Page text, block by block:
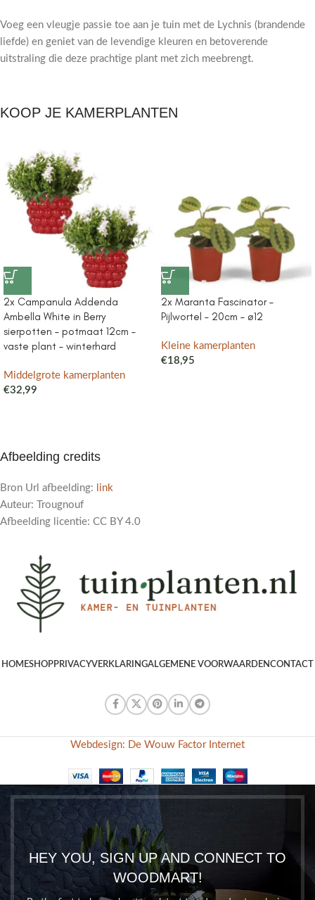
Voeg een vleugje passie toe aan je tuin met de Lychnis (brandende
liefde) en geniet van de levendige kleuren en betoverende
uitstraling die deze prachtige plant met zich meebrengt.
KOOP JE KAMERPLANTEN
2x Campanula Addenda
Ambella White in Berry
sierpotten – potmaat 12cm –
vaste plant – winterhard
Middelgrote kamerplanten
€32,99
2x Maranta Fascinator –
Pijlwortel – 20cm – ø12
Kleine kamerplanten
€18,95
Afbeelding credits
Bron Url afbeelding:
link
Auteur: Trougnouf
Afbeelding licentie: CC BY 4.0
HOMESHOPPRIVACYVERKLARINGALGEMENE VOORWAARDENCONTACT
Webdesign: De Wouw Factor Internet
HEY YOU, SIGN UP AND CONNECT TO
WOODMART!